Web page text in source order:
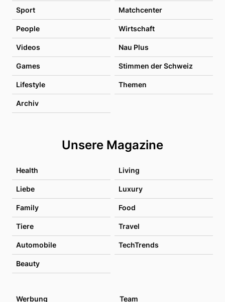
Sport Matchcenter
People Wirtschaft
Videos Nau Plus
Games Stimmen der Schweiz
Lifestyle Themen
Archiv
Unsere Magazine
Health Living
Liebe Luxury
Family Food
Tiere Travel
Automobile TechTrends
Beauty
Werbung Team